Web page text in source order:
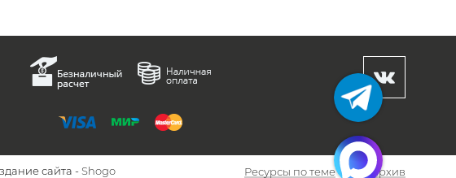
сайта - Shogo Ресурсы по теме Архив